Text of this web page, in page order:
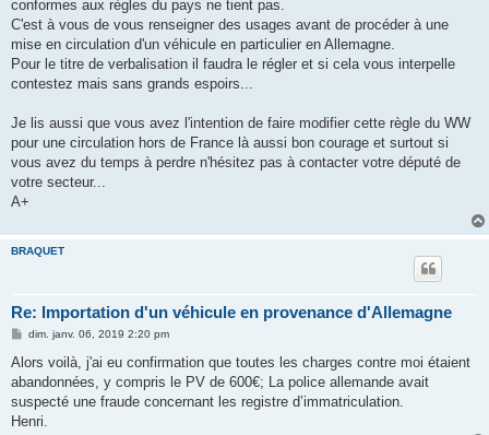
conformes aux règles du pays ne tient pas.
C'est à vous de vous renseigner des usages avant de procéder à une
mise en circulation d'un véhicule en particulier en Allemagne.
Pour le titre de verbalisation il faudra le régler et si cela vous interpelle
contestez mais sans grands espoirs...
Je lis aussi que vous avez l'intention de faire modifier cette règle du WW
pour une circulation hors de France là aussi bon courage et surtout si
vous avez du temps à perdre n'hésitez pas à contacter votre député de
votre secteur...
A+
BRAQUET
Re: Importation d'un véhicule en provenance d'Allemagne
M
s
a
g
dim. janv. 06, 2019 2:20 pm
Alors voilà, j'ai eu confirmation que toutes les charges contre moi étaient
abandonnées, y compris le PV de 600€; La police allemande avait
suspecté une fraude concernant les registre d’immatriculation.
Henri.